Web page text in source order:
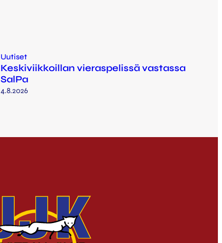
Uutiset
Keskiviikkoillan vieraspelissä vastassa
SalPa
4.8.2026